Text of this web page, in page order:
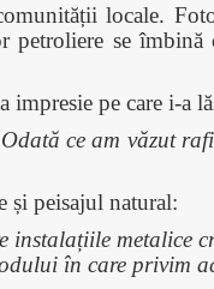
locale.
se îmbină
pe care i-a
ce am văzut
și peisajul natural:
metalice
în care privim